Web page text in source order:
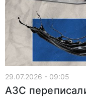
29.07.2026 - 09:05
АЗС